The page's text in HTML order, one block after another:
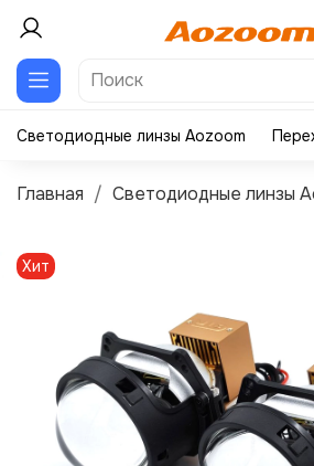
Светодиодные линзы Aozoom
Главная Светодиодные линзы
Хит